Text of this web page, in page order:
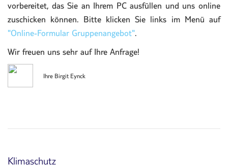
vorbereitet, das Sie an Ihrem PC ausfüllen und uns online
zuschicken können. Bitte klicken Sie links im Menü auf
"Online-Formular Gruppenangebot".
Wir freuen uns sehr auf Ihre Anfrage!
Ihre Birgit Eynck
Klimaschutz